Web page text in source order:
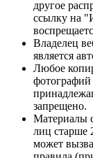
другое
ссылку на
Владелец
является
Любое
фотографий
запрещено.
Материалы
лиц старше
может